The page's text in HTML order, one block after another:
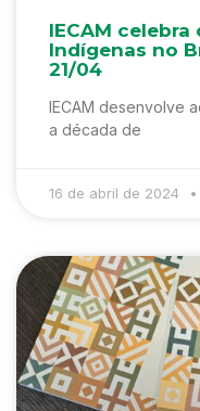
IECAM celebra
Indígenas no
21/04
IECAM desenvolve
a década de
16 de abril de 2024